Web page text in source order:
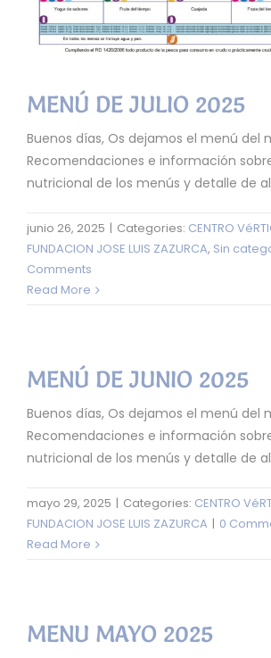
MENÚ DE JULIO 2025
Buenos días, Os dejamos el menú del
Recomendaciones e información
nutricional de los menús y detalle de
junio 26, 2025 | Categories: CENTRO
FUNDACION JOSE LUIS ZAZURCA, Sin
Comments
Read More
MENÚ DE JUNIO 2025
Buenos días, Os dejamos el menú del
Recomendaciones e información
nutricional de los menús y detalle de
mayo 29, 2025 | Categories: CENTRO
FUNDACION JOSE LUIS ZAZURCA | 0
Read More
MENU MAYO 2025